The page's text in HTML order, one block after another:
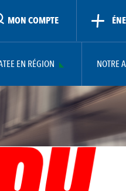
MON COMPTE
EN RÉGION NOTRE